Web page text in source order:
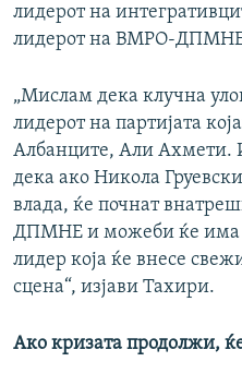
лидерот на
лидерот на ВМРО-ДПМНЕ
„Мислам дека клучна
лидерот на партијата
Албанците, Али Ахмети.
дека ако Никола
влада, ќе почнат
ДПМНЕ и можеби ќе има
лидер која ќе внесе
сцена“, изјави Тахири.
Ако кризата продолжи,